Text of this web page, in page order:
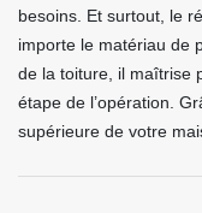
besoins. Et surtout, le
importe le matériau de
de la toiture, il maîtrise
étape de l’opération.
supérieure de votre